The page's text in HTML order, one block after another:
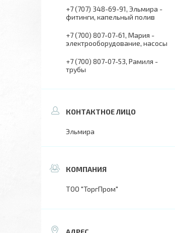
+7 (707) 348-69-91 Эльмира -
фитинги, капельный полив
+7 (700) 807-07-61 Мария -
электрооборудование, насосы
+7 (700) 807-07-53 Рамиля -
трубы
Эльмира
ТОО "ТоргПром"